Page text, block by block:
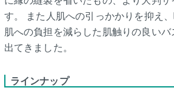
す。 また人肌への引っかかりを抑え
肌への負担を減らした肌触りの良い
出てきました。
ラインナップ